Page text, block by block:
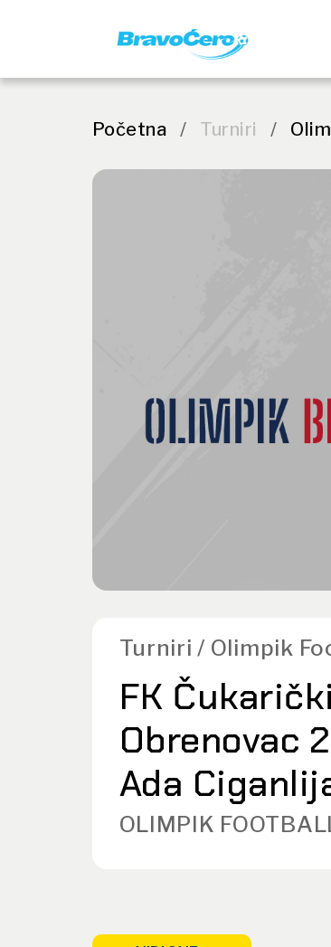
Početna / Turniri /
Turniri / Olimpik
FK
Obrenovac
Ada
OLIMPIK